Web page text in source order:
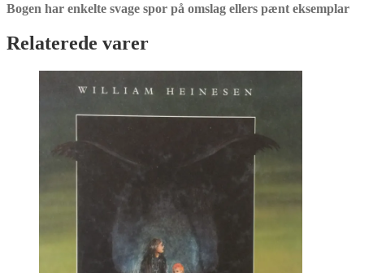
Bogen har enkelte svage spor på omslag ellers pænt eksemplar
Relaterede varer